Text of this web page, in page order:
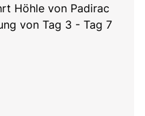
Höhle von Padirac
von Tag 3 - Tag 7